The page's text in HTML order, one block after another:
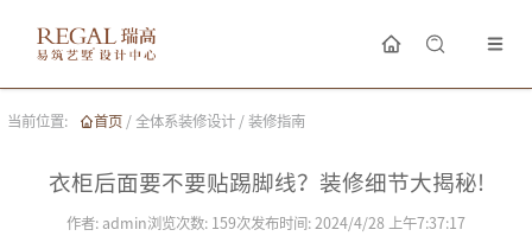
当前位置: 首页 / 全体系装修设计 / 装修指南
衣柜后面要不要贴踢脚线？装修细节大揭秘!
作者: admin浏览次数: 159次发布时间: 2024/4/28 上午7:37:17